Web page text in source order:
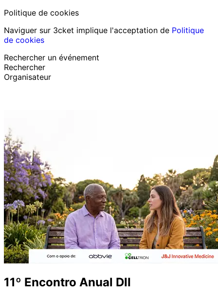
Politique de cookies
Naviguer sur 3cket implique l'acceptation de Politique
de cookies
Rechercher un événement
Rechercher
Organisateur
Assistance au participant
11º Encontro Anual DII